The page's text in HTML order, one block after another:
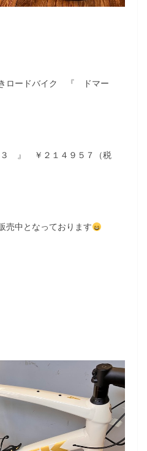
きロードバイク 『 ドマー
』 ￥２１４９５７（税
売中となっております